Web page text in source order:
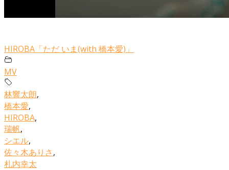
HIROBA「ただ いま(with 橋本愛)」
MV
林響太朗,
橋本愛,
HIROBA,
瑞帆,
シエル,
佐々木ありさ,
札内幸太